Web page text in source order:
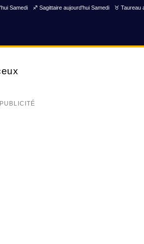
Samedi ♐ Sagittaire aujourd'hui Samedi ♉ Taureau